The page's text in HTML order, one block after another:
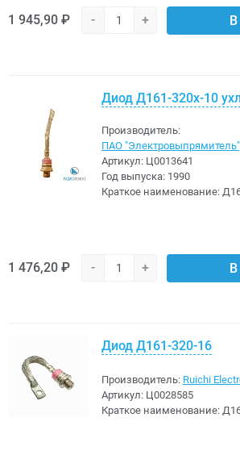
1 945,90 ₽ - + В
Диод Д161-320х-10
Производитель:
ПАО
Артикул: Ц0013641
Год выпуска: 1990
Краткое наименование:
1 476,20 ₽ - + В
Диод Д161-320-16
Производитель: Ruichi
Артикул: Ц0028585
Краткое наименование: